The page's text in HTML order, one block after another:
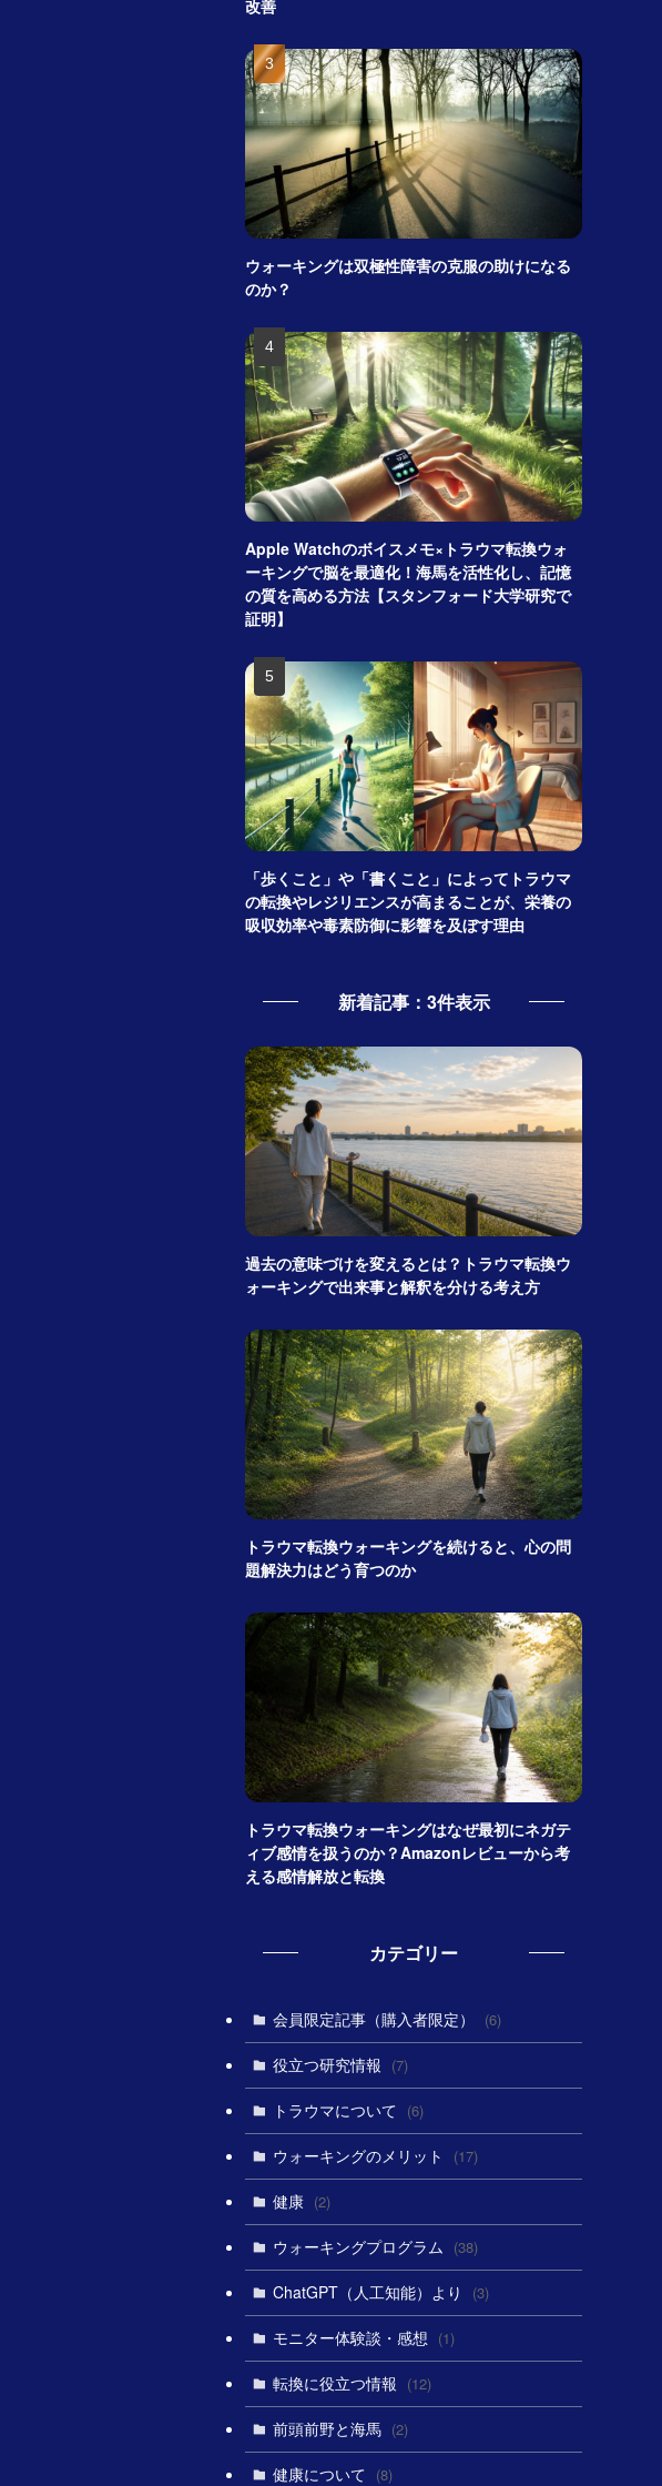
改善
ウォーキングは双極性障害の克服の助けになる
のか？
Apple Watchのボイスメモ×トラウマ転換ウォ
ーキングで脳を最適化！海馬を活性化し、記憶
の質を高める方法【スタンフォード大学研究で
証明】
「歩くこと」や「書くこと」によってトラウマ
の転換やレジリエンスが高まることが、栄養の
吸収効率や毒素防御に影響を及ぼす理由
新着記事：3件表示
過去の意味づけを変えるとは？トラウマ転換ウ
ォーキングで出来事と解釈を分ける考え方
トラウマ転換ウォーキングを続けると、心の問
題解決力はどう育つのか
トラウマ転換ウォーキングはなぜ最初にネガテ
ィブ感情を扱うのか？Amazonレビューから考
える感情解放と転換
カテゴリー
会員限定記事（購入者限定） (6)
役立つ研究情報 (7)
トラウマについて (6)
ウォーキングのメリット (17)
健康 (2)
ウォーキングプログラム (38)
ChatGPT（人工知能）より (3)
モニター体験談・感想 (1)
転換に役立つ情報 (12)
前頭前野と海馬 (2)
健康について (8)